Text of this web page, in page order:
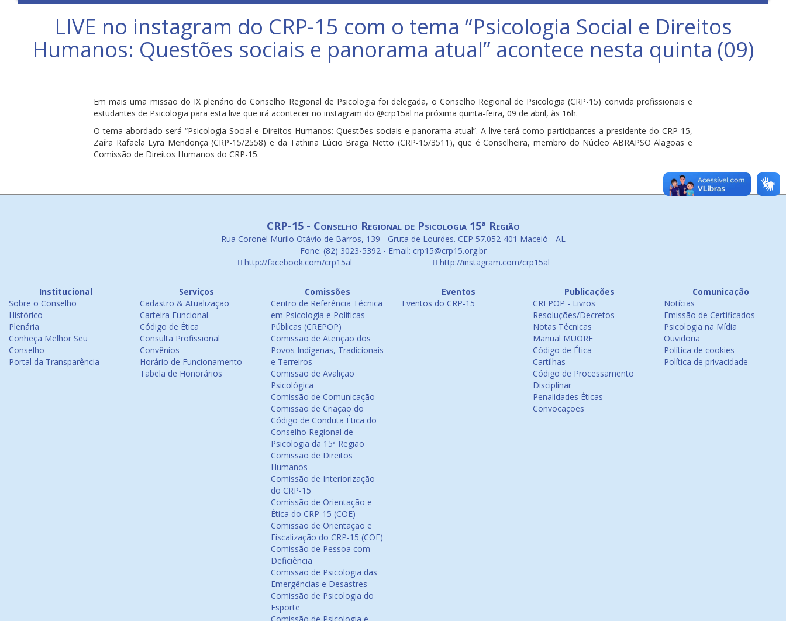
LIVE no instagram do CRP-15 com o tema “Psicologia Social e Direitos
Humanos: Questões sociais e panorama atual” acontece nesta quinta (09)
Em mais uma missão do IX plenário do Conselho Regional de Psicologia foi delegada, o Conselho Regional de Psicologia (CRP-15) convida profissionais e
estudantes de Psicologia para esta live que irá acontecer no instagram do @crp15al na próxima quinta-feira, 09 de abril, às 16h.
O tema abordado será “Psicologia Social e Direitos Humanos: Questões sociais e panorama atual”. A live terá como participantes a presidente do CRP-15,
Zaíra Rafaela Lyra Mendonça (CRP-15/2558) e da Tathina Lúcio Braga Netto (CRP-15/3511), que é Conselheira, membro do Núcleo ABRAPSO Alagoas e
Comissão de Direitos Humanos do CRP-15.
CRP-15 - Conselho Regional de Psicologia 15ª Região
Rua Coronel Murilo Otávio de Barros, 139 - Gruta de Lourdes. CEP 57.052-401 Maceió - AL
Fone: (82) 3023-5392 - Email: crp15@crp15.org.br
http://facebook.com/crp15al
http://instagram.com/crp15al
Institucional
Sobre o Conselho
Histórico
Plenária
Conheça Melhor Seu
Conselho
Portal da Transparência
Serviços
Cadastro & Atualização
Carteira Funcional
Código de Ética
Consulta Profissional
Convênios
Horário de Funcionamento
Tabela de Honorários
Comissões
Centro de Referência Técnica
em Psicologia e Políticas
Públicas (CREPOP)
Comissão de Atenção dos
Povos Indígenas, Tradicionais
e Terreiros
Comissão de Avalição
Psicológica
Comissão de Comunicação
Comissão de Criação do
Código de Conduta Ética do
Conselho Regional de
Psicologia da 15ª Região
Comissão de Direitos
Humanos
Comissão de Interiorização
do CRP-15
Comissão de Orientação e
Ética do CRP-15 (COE)
Comissão de Orientação e
Fiscalização do CRP-15 (COF)
Comissão de Pessoa com
Deficiência
Comissão de Psicologia das
Emergências e Desastres
Comissão de Psicologia do
Esporte
Eventos
Eventos do CRP-15
Publicações
CREPOP - Livros
Resoluções/Decretos
Notas Técnicas
Manual MUORF
Código de Ética
Cartilhas
Código de Processamento
Disciplinar
Penalidades Éticas
Convocações
Comunicação
Notícias
Emissão de Certificados
Psicologia na Mídia
Ouvidoria
Política de cookies
Política de privacidade